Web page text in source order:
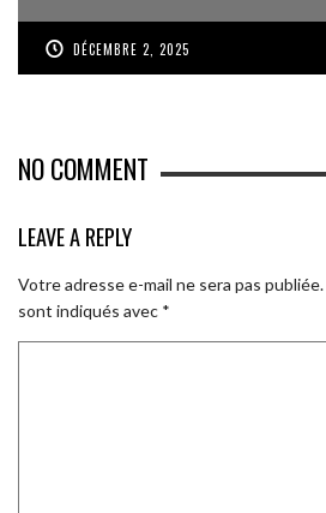
DÉCEMBRE 2, 2025
NO COMMENT
LEAVE A REPLY
Votre adresse e-mail ne sera pas publiée.
sont indiqués avec *